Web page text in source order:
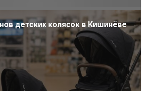
детских колясок в Кишинёве